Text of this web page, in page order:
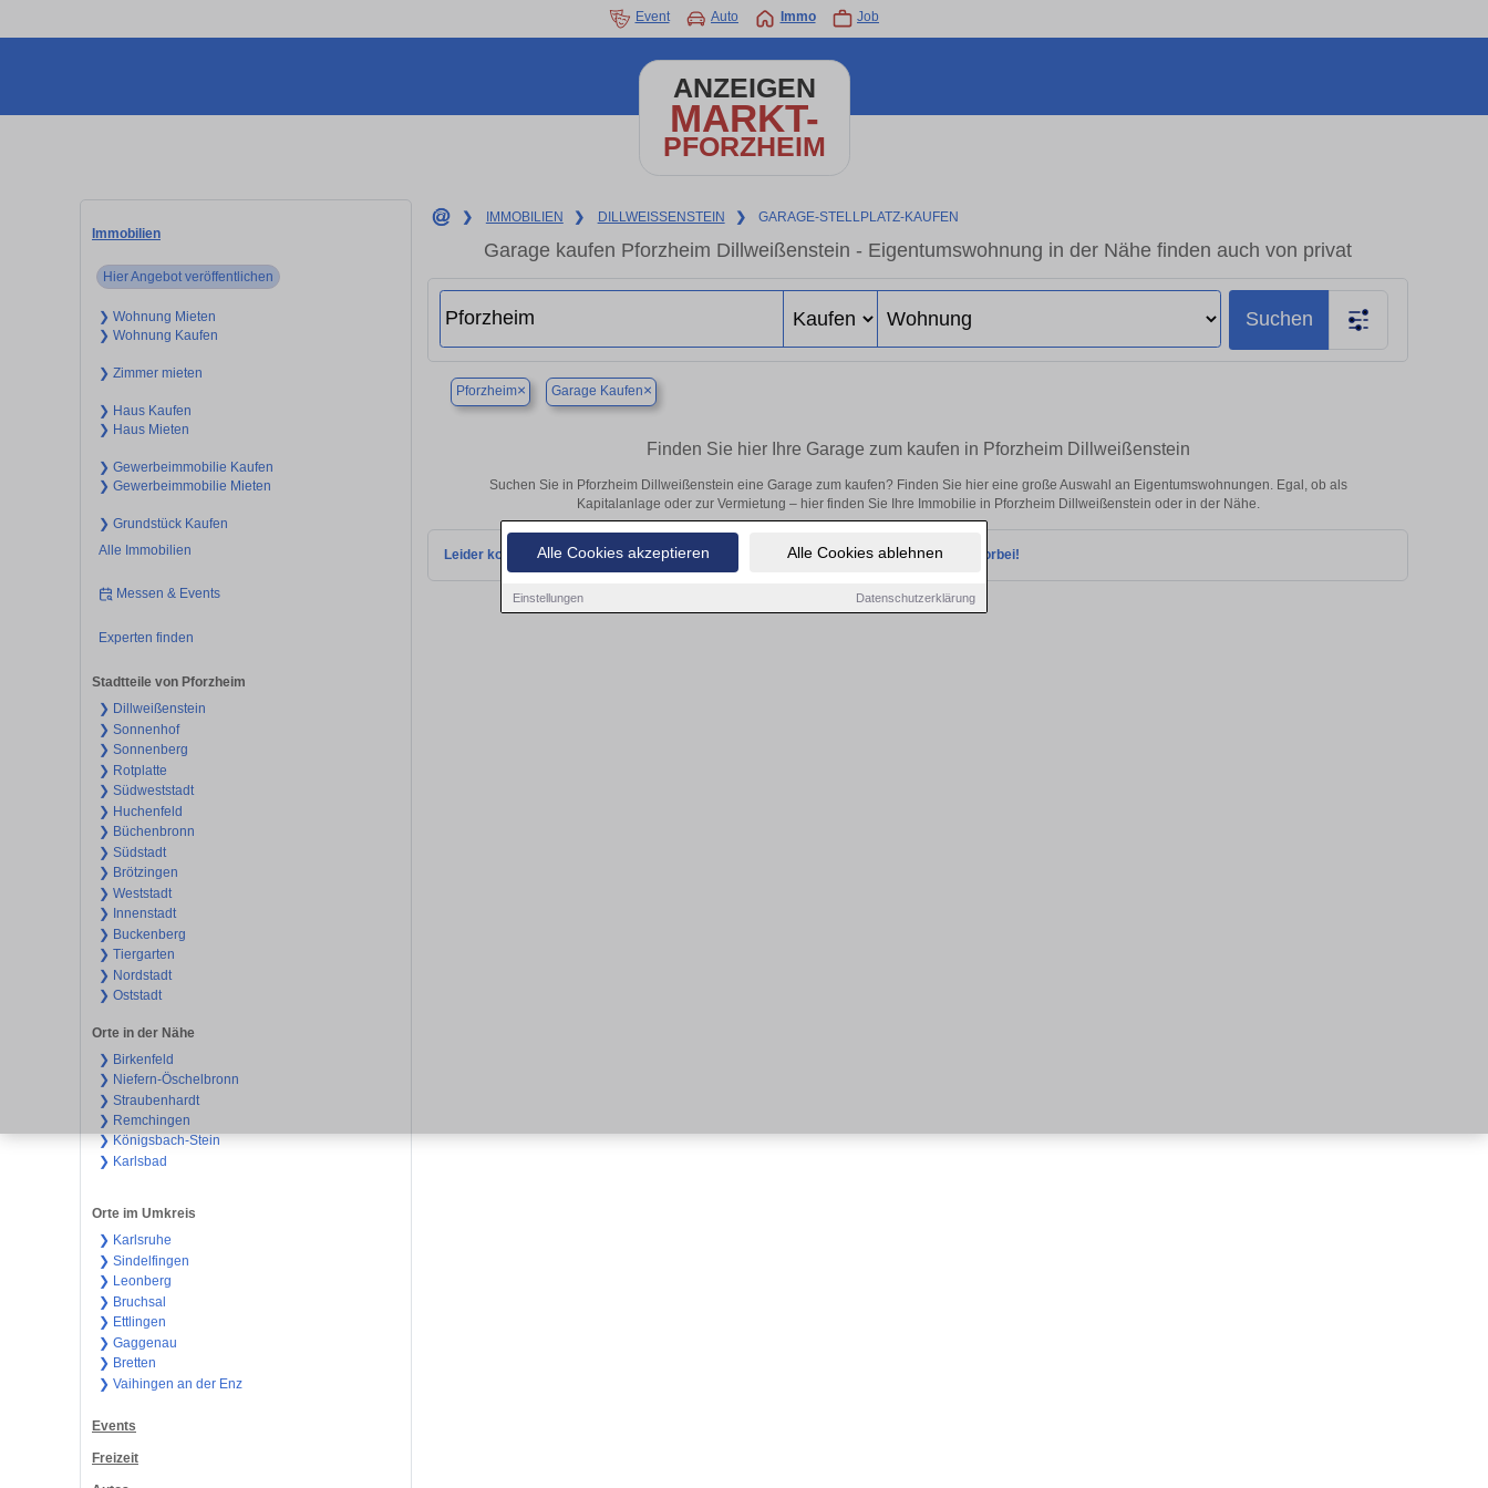
Alle Cookies akzeptieren Alle Cookies ablehnen
Einstellungen Datenschutzerklärung
Event Auto Immo Job
ANZEIGEN
MARKT-
PFORZHEIM
Immobilien
Hier Angebot veröffentlichen
❯ Wohnung Mieten
❯ Wohnung Kaufen
❯ Zimmer mieten
❯ Haus Kaufen
❯ Haus Mieten
❯ Gewerbeimmobilie Kaufen
❯ Gewerbeimmobilie Mieten
❯ Grundstück Kaufen
Alle Immobilien
Messen & Events
Experten finden
Stadtteile von Pforzheim
❯ Dillweißenstein
❯ Sonnenhof
❯ Sonnenberg
❯ Rotplatte
❯ Südweststadt
❯ Huchenfeld
❯ Büchenbronn
❯ Südstadt
❯ Brötzingen
❯ Weststadt
❯ Innenstadt
❯ Buckenberg
❯ Tiergarten
❯ Nordstadt
❯ Oststadt
Orte in der Nähe
❯ Birkenfeld
❯ Niefern-Öschelbronn
❯ Straubenhardt
❯ Remchingen
❯ Königsbach-Stein
❯ Karlsbad
Orte im Umkreis
❯ Karlsruhe
❯ Sindelfingen
❯ Leonberg
❯ Bruchsal
❯ Ettlingen
❯ Gaggenau
❯ Bretten
❯ Vaihingen an der Enz
Events
Freizeit
❯ IMMOBILIEN ❯ DILLWEISSENSTEIN ❯ GARAGE-STELLPLATZ-KAUFEN
Garage kaufen Pforzheim Dillweißenstein - Eigentumswohnung in der Nähe finden auch von privat
Suchen
Pforzheim× Garage Kaufen×
Finden Sie hier Ihre Garage zum kaufen in Pforzheim Dillweißenstein
Suchen Sie in Pforzheim Dillweißenstein eine Garage zum kaufen? Finden Sie hier eine große Auswahl an Eigentumswohnungen. Egal, ob als
Kapitalanlage oder zur Vermietung – hier finden Sie Ihre Immobilie in Pforzheim Dillweißenstein oder in der Nähe.
Leider konnten wir derzeit keine passenden Objekte finden. Schauen Sie bald wieder vorbei!